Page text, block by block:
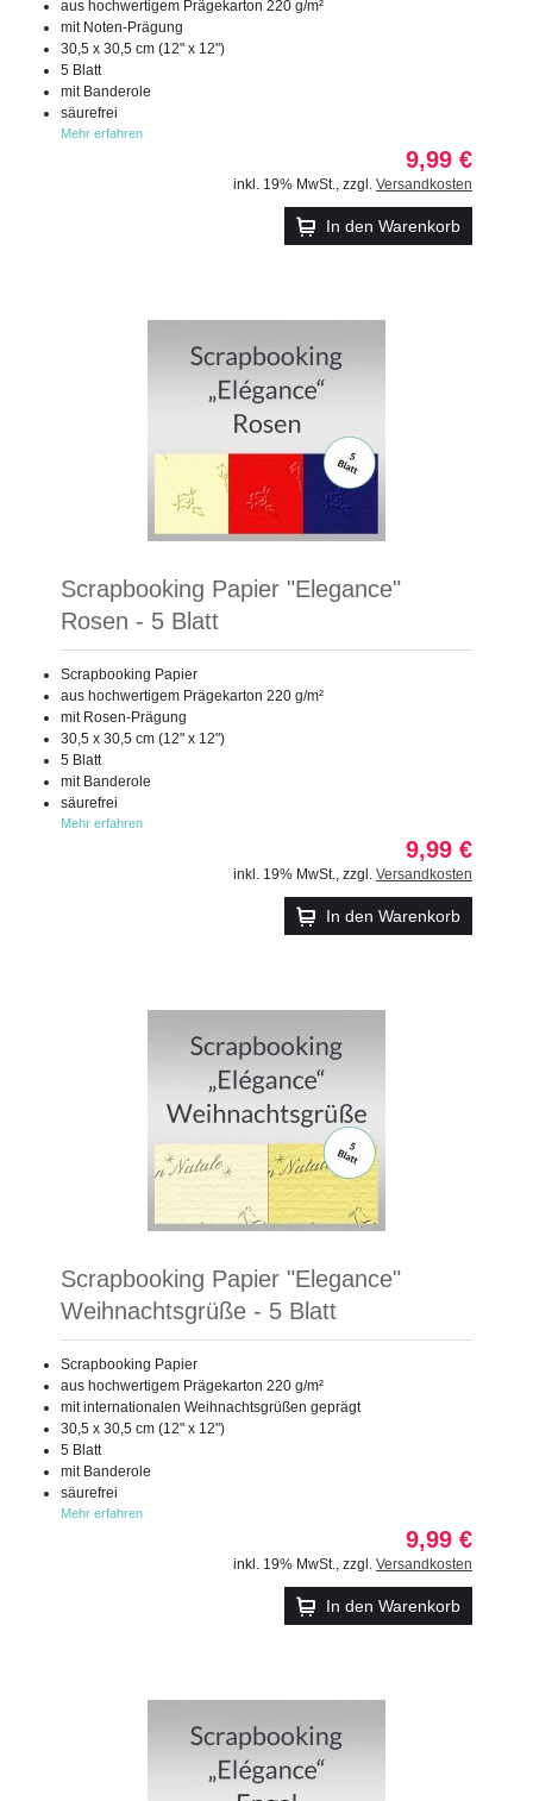
aus hochwertigem Prägekarton 220 g/m²
mit Noten-Prägung
30,5 x 30,5 cm (12" x 12")
5 Blatt
mit Banderole
säurefrei
Mehr erfahren
9,99 €
inkl. 19% MwSt., zzgl. Versandkosten
In den Warenkorb
Scrapbooking Papier "Elegance"
Rosen - 5 Blatt
Scrapbooking Papier
aus hochwertigem Prägekarton 220 g/m²
mit Rosen-Prägung
30,5 x 30,5 cm (12" x 12")
5 Blatt
mit Banderole
säurefrei
Mehr erfahren
9,99 €
inkl. 19% MwSt., zzgl. Versandkosten
In den Warenkorb
Scrapbooking Papier "Elegance"
Weihnachtsgrüße - 5 Blatt
Scrapbooking Papier
aus hochwertigem Prägekarton 220 g/m²
mit internationalen Weihnachtsgrüßen geprägt
30,5 x 30,5 cm (12" x 12")
5 Blatt
mit Banderole
säurefrei
Mehr erfahren
9,99 €
inkl. 19% MwSt., zzgl. Versandkosten
In den Warenkorb